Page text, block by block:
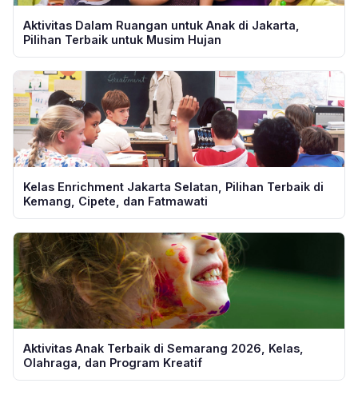
Aktivitas Dalam Ruangan untuk Anak di Jakarta,
Pilihan Terbaik untuk Musim Hujan
Kelas Enrichment Jakarta Selatan, Pilihan Terbaik di
Kemang, Cipete, dan Fatmawati
Aktivitas Anak Terbaik di Semarang 2026, Kelas,
Olahraga, dan Program Kreatif